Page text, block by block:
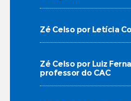
Zé Celso por Letícia
Zé Celso por Luiz
professor do CAC